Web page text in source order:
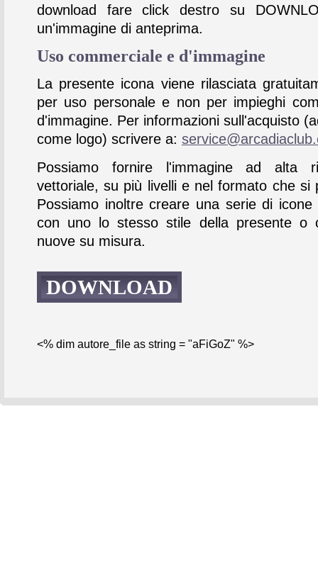
download fare click destro su
un'immagine di anteprima.
Uso commerciale e d'immagine
La presente icona viene rilasciata
per uso personale e non per impieghi
d'immagine. Per informazioni sull'acquisto
come logo) scrivere a:
Possiamo fornire l'immagine ad alta
vettoriale, su più livelli e nel formato che si
Possiamo inoltre creare una serie di icone
con uno lo stesso stile della presente o
nuove su misura.
DOWNLOAD
<% dim autore_file as string = "aFiGoZ" %>